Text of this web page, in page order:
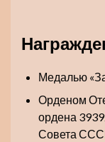
Медалью
Орденом
ордена
Совета